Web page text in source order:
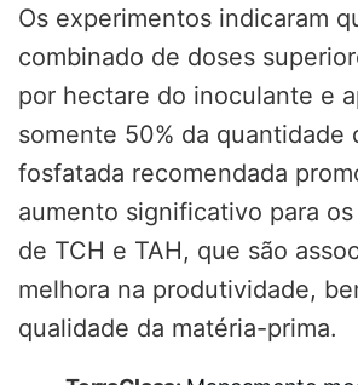
Os experimentos indicaram
combinado de doses
por hectare do inoculante e
somente 50% da quantidade
fosfatada recomendada
aumento significativo para
de TCH e TAH, que são
melhora na produtividade,
qualidade da matéria-prima.